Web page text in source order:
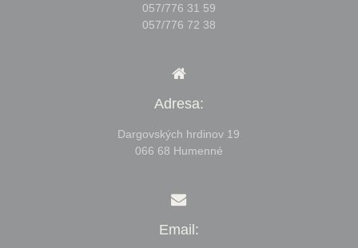
057/776 31 59
057/776 72 38
Adresa:
Dargovských hrdinov 19
066 68 Humenné
Email: